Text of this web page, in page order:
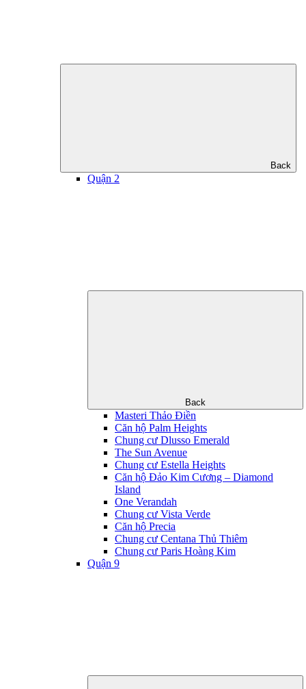
Back
Quận 2
Back
Masteri Thảo Điền
Căn hộ Palm Heights
Chung cư Dlusso Emerald
The Sun Avenue
Chung cư Estella Heights
Căn hộ Đảo Kim Cương – Diamond
Island
One Verandah
Chung cư Vista Verde
Căn hộ Precia
Chung cư Centana Thủ Thiêm
Chung cư Paris Hoàng Kim
Quận 9